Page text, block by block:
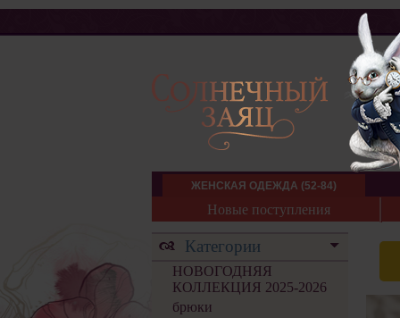
ЖЕНСКАЯ ОДЕЖДА (52-84)
Новые поступления
Категории
НОВОГОДНЯЯ
КОЛЛЕКЦИЯ 2025-2026
брюки